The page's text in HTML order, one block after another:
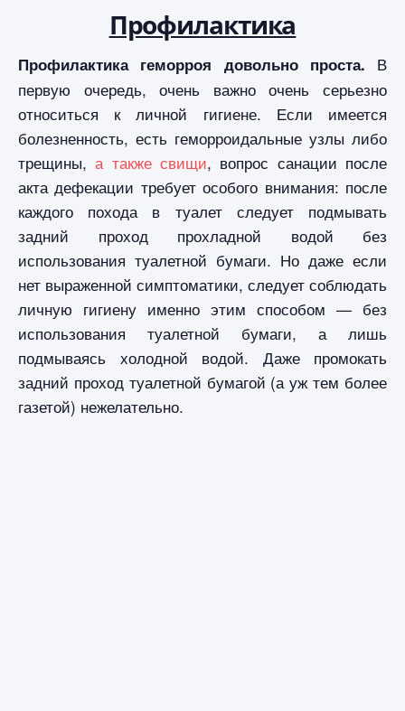
Профилактика
Профилактика геморроя довольно проста. В
первую очередь, очень важно очень серьезно
относиться к личной гигиене. Если имеется
болезненность, есть геморроидальные узлы либо
трещины,а также свищи, вопрос санации после
акта дефекации требует особого внимания: после
каждого похода в туалет следует подмывать
задний проход прохладной водой без
использования туалетной бумаги. Но даже если
нет выраженной симптоматики, следует соблюдать
личную гигиену именно этим способом — без
использования туалетной бумаги, а лишь
подмываясь холодной водой. Даже промокать
задний проход туалетной бумагой (а уж тем более
газетой) нежелательно.